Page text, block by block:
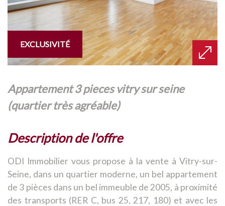
EXCLUSIVITÉ
appartement 3 pieces vitry sur seine
(quartier très agréable)
description de l'offre
ODI Immobilier vous propose à la vente à Vitry-sur-
Seine, dans un quartier moderne, un bel appartement
de 3 pièces dans un bel immeuble de 2005, à proximité
des transports (RER C, bus 25, 217, 180) et avec les